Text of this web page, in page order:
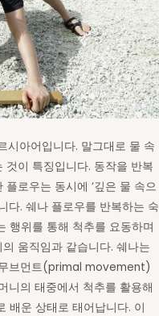
이 특징입니다. 동작을 반복
로우는 동시에 ‘깊은 물 속으
다. 쉐나 플로우를 반복하는 숙
행위를 통해 척추를 요동하며
움직임과 같습니다. 쉐나는
브먼트(primal movement)
니의 태중에서 척추를 활용해
배운 상태로 태어납니다. 이